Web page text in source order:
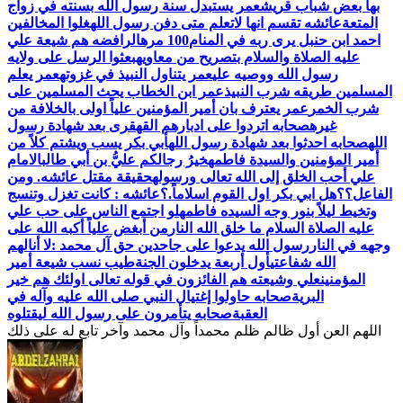
بها بعض شباب قريشعمر يستبدل سنة رسول الله بسنته في زواج
المتعةعائشه تقسم انها لاتعلم متى دفن رسول اللهغلوا المخالفين
احمد ابن حنبل يرى ربه في المنام100 مره
الرافضه هم شيعة علي
عليه الصلاة والسلام بتصريح من معاويهبعثوا الرسل على ولايه
رسول الله ووصيه عليعمر يتناول النبيذ في غزوتهعمر يعلم
المسلمين طريقه شرب النبيذعمر ابن الخطاب يحث المسلمين على
شرب الخمر عمر يعترف بان أمير المؤمنين علياً اولى بالخلافة من
غيرهصحابه اتردوا على ادبارهم القهقرى بعد شهادة رسول
اللهصحابه احدثوا بعد شهادة رسول اللهأبي بكر يسب ويشتم كلاً من
أمير المؤمنين والسيدة فاطمهخيرُ رجالكم عليُّ بن أبي طالبالامام
علي أحب الخلق إلى الله تعالى ورسولهحقيقة مقتل عائشه. ومن
الفاعل؟؟هل ابي بكر اول القوم اسلاماً.؟عائشه : كانت تغزل وتنسج
وتخيط ليلاً بنور وجه السيده فاطمهلو اجتمع الناس على حب علي
عليه الصلاة السلام ما خلق الله النار من أبغض علياً أكبه الله على
وجهه في النار رسول الله يدعوا على جاحدين حق آل محمد :لا أنالهم
الله شفاعتيأول أربعة يدخلون الجنةطيب نسب شيعة أمير
المؤمنينعلي وشيعته هم الفائزون في قوله تعالى اولئك هم خير
البريةصحابه حاولوا إغتيال النبي صلى الله عليه وآله في
العقبة
اللهم العن أول ظالم ظلم محمداً وآل محمد وآخر تابع له على ذلك